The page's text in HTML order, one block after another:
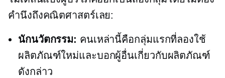
คำนึงถึงคณิตศาสตร์เลย:
นักนวัตกรรม: คนเหล่านี้คือกลุ่มแรกที่ลองใช้
ผลิตภัณฑ์ใหม่และบอกผู้อื่นเกี่ยวกับผลิตภัณฑ์
ดังกล่าว